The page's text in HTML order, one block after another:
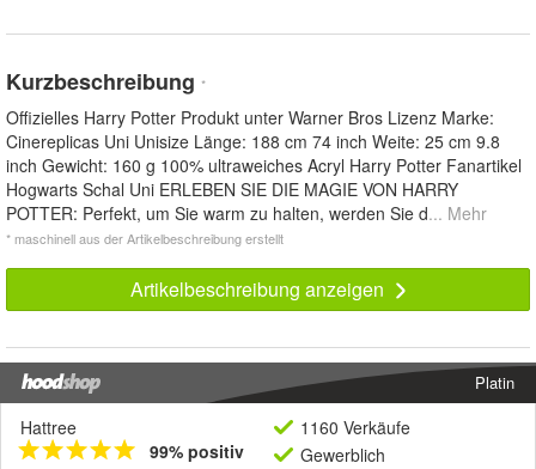
Kurzbeschreibung *
Offizielles Harry Potter Produkt unter Warner Bros Lizenz Marke:
Cinereplicas Uni Unisize Länge: 188 cm 74 inch Weite: 25 cm 9.8
inch Gewicht: 160 g 100% ultraweiches Acryl Harry Potter Fanartikel
Hogwarts Schal Uni ERLEBEN SIE DIE MAGIE VON HARRY
POTTER: Perfekt, um Sie warm zu halten, werden Sie d... Mehr
* maschinell aus der Artikelbeschreibung erstellt
Artikelbeschreibung anzeigen
Platin
Hattree
99% positiv
1160 Verkäufe
Gewerblich